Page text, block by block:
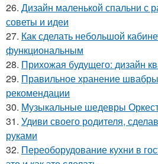
26. Дизайн маленькой спальни с
советы и идеи
27. Как сделать небольшой
функциональным
28. Прихожая будущего: дизайн
29. Правильное хранение
рекомендации
30. Музыкальные шедевры
31. Удиви своего родителя,
руками
32. Переоборудование кухни в